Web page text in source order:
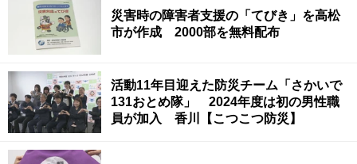
災害時の障害者支援の「てびき」を高松
市が作成 2000部を無料配布
活動11年目迎えた防災チーム「さかいで
131おとめ隊」 2024年度は初の男性職
員が加入 香川【こつこつ防災】